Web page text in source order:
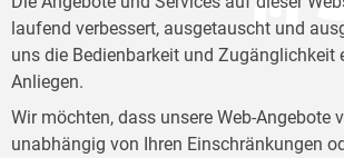
laufend verbessert, ausgetauscht und
uns die Bedienbarkeit und Zugänglichkeit
Anliegen.
Wir möchten, dass unsere Web-Angebote
unabhängig von Ihren Einschränkungen